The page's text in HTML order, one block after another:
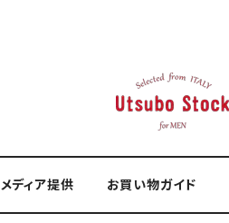
メディア提供 お買い物ガイド